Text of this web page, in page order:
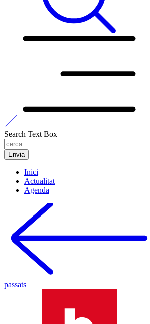
Search Text Box
Inici
Actualitat
Agenda
passats